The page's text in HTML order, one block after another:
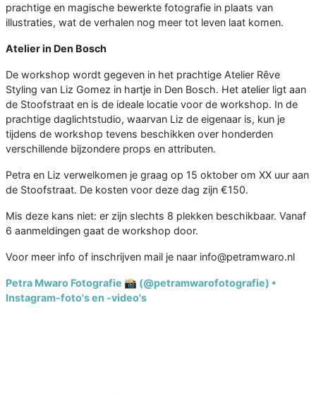
prachtige en magische bewerkte fotografie in plaats van
illustraties, wat de verhalen nog meer tot leven laat komen.
Atelier in Den Bosch
De workshop wordt gegeven in het prachtige Atelier Rêve
Styling van Liz Gomez in hartje in Den Bosch. Het atelier ligt aan
de Stoofstraat en is de ideale locatie voor de workshop. In de
prachtige daglichtstudio, waarvan Liz de eigenaar is, kun je
tijdens de workshop tevens beschikken over honderden
verschillende bijzondere props en attributen.
Petra en Liz verwelkomen je graag op 15 oktober om XX uur aan
de Stoofstraat. De kosten voor deze dag zijn €150.
Mis deze kans niet: er zijn slechts 8 plekken beschikbaar. Vanaf
6 aanmeldingen gaat de workshop door.
Voor meer info of inschrijven mail je naar info@petramwaro.nl
Petra Mwaro Fotografie 📸 (@petramwarofotografie) •
Instagram-foto's en -video's